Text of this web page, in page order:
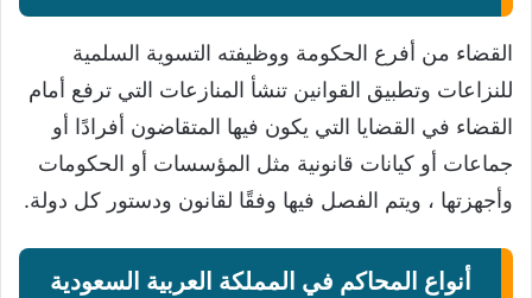
القضاء من أفرع الحكومة ووظيفته التسوية السلمية
للنزاعات وتطبيق القوانين تنشأ المنازعات التي ترفع أمام
القضاء في القضايا التي يكون فيها المتقاضون أفرادًا أو
جماعات أو كيانات قانونية مثل المؤسسات أو الحكومات
وأجهزتها ، ويتم الفصل فيها وفقًا لقانون ودستور كل دولة.
أنواع المحاكم في المملكة العربية السعودية